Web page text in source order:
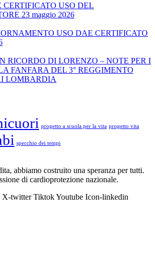
CERTIFICATO USO DEL
23 maggio 2026
USO DAE CERTIFICATO
RICORDO DI LORENZO – NOTE PER I
FANFARA DEL 3° REGGIMENTO
LOMBARDIA
progetto a scuola per la vita progetto vita
specchio dei tempi
abbiamo costruito una speranza per tutti.
di cardioprotezione nazionale.
X-twitter TiktokYoutube Icon-linkedin